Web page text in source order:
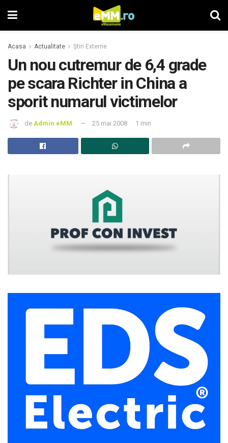
Acasa Actualitate Știri Externe
Un nou cutremur de 6,4 grade
pe scara Richter in China a
sporit numarul victimelor
de Admin eMM 25 mai 2008 1 min